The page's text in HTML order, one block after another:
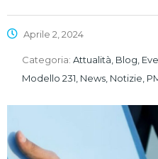
Aprile 2, 2024
Categoria: Attualità, Blog,
Modello 231, News, Notizie,